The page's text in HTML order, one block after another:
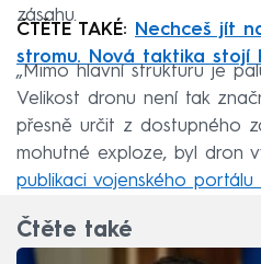
zásahu.
ČTĚTE TAKÉ:
Nechceš jít
stromu. Nová taktika stojí
„Mimo hlavní strukturu je
Velikost dronu není tak
přesně určit z dostupného
mohutné exploze, byl dron
publikaci vojenského portálu
Čtěte také